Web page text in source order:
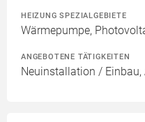
HEIZUNG SPEZIALGEBIETE
Wärmepumpe,
ANGEBOTENE TÄTIGKEITEN
Neuinstallation /